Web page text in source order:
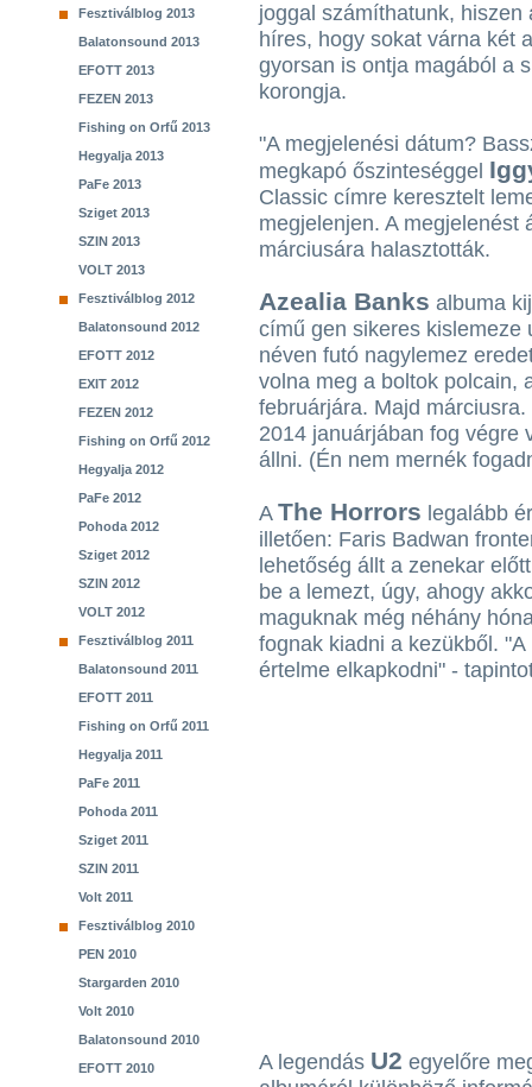
Fesztiválblog 2013
Balatonsound 2013
EFOTT 2013
FEZEN 2013
Fishing on Orfű 2013
Hegyalja 2013
PaFe 2013
Sziget 2013
SZIN 2013
VOLT 2013
Fesztiválblog 2012
Balatonsound 2012
EFOTT 2012
EXIT 2012
FEZEN 2012
Fishing on Orfű 2012
Hegyalja 2012
PaFe 2012
Pohoda 2012
Sziget 2012
SZIN 2012
VOLT 2012
Fesztiválblog 2011
Balatonsound 2011
EFOTT 2011
Fishing on Orfű 2011
Hegyalja 2011
PaFe 2011
Pohoda 2011
Sziget 2011
SZIN 2011
Volt 2011
Fesztiválblog 2010
PEN 2010
Stargarden 2010
Volt 2010
Balatonsound 2010
EFOTT 2010
joggal számíthatunk,
híres, hogy sokat várna két
gyorsan is ontja magából a
korongja.
"A megjelenési dátum?
megkapó őszinteséggel
Classic címre keresztelt
megjelenjen. A megjelenést
márciusára halasztották.
Azealia Banks albuma
című gen sikeres kislemeze
néven futó nagylemez
volna meg a boltok polcain,
februárjára. Majd
2014 januárjában fog végre
állni. (Én nem mernék
A The Horrors legalább
illetően: Faris Badwan
lehetőség állt a zenekar
be a lemezt, úgy, ahogy
maguknak még néhány
fognak kiadni a kezükből.
értelme elkapkodni" -
A legendás U2 egyelőre